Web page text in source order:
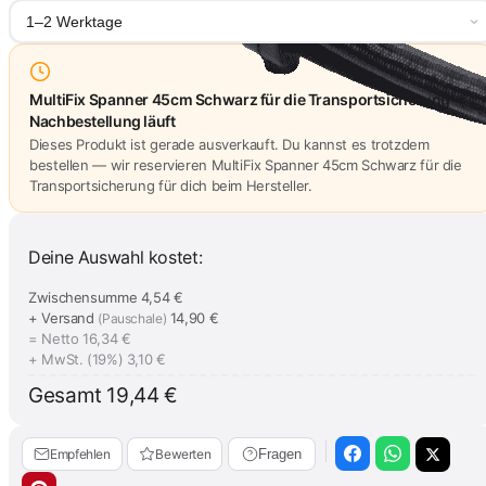
1–2 Werktage
MultiFix Spanner 45cm Schwarz für die Transportsicherung –
Nachbestellung läuft
Dieses Produkt ist gerade ausverkauft. Du kannst es trotzdem
bestellen — wir reservieren MultiFix Spanner 45cm Schwarz für die
Transportsicherung für dich beim Hersteller.
Deine Auswahl kostet:
Zwischensumme 4,54 €
+ Versand (Pauschale) 14,90 €
= Netto 16,34 €
+ MwSt. (19%) 3,10 €
Gesamt 19,44 €
Empfehlen Bewerten Fragen